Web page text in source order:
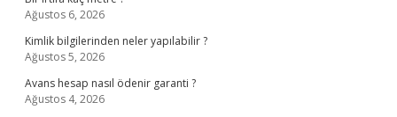
Ağustos 6, 2026
Kimlik bilgilerinden neler yapılabilir ?
Ağustos 5, 2026
Avans hesap nasıl ödenir garanti ?
Ağustos 4, 2026